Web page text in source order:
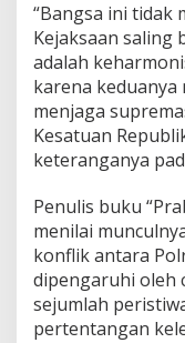
“Bangsa ini tidak
Kejaksaan saling
adalah
karena
menjaga
Kesatuan
keteranganya
Penulis buku
menilai
konflik antara
dipengaruhi oleh
sejumlah
pertentangan